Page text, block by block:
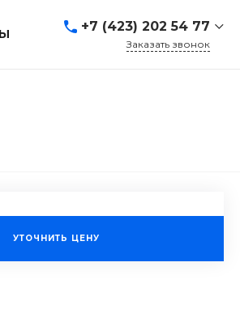
+7 (423) 202 54 77
Заказать звонок
УТОЧНИТЬ ЦЕНУ